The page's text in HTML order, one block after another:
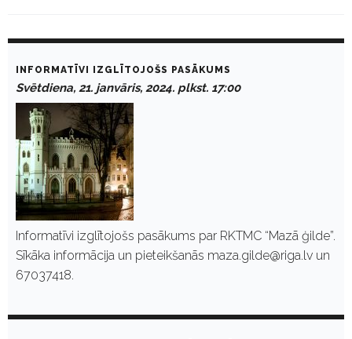
n
2
INFORMATĪVI IZGLĪTOJOŠS PASĀKUMS
Svētdiena, 21. janvāris, 2024. plkst. 17:00
Informatīvi izglītojošs pasākums par RKTMC “Mazā ģilde”.
Sīkāka informācija un pieteikšanās maza.gilde@riga.lv un
67037418.